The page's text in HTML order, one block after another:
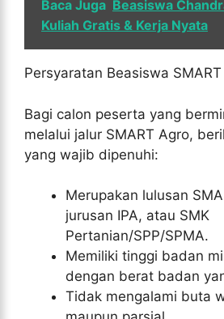
Baca Juga Beasiswa
Kuliah Gratis & Kerja Nyata
Persyaratan Beasiswa
Bagi calon peserta yang
melalui jalur SMART Agro,
yang wajib dipenuhi:
Merupakan lulusan
jurusan IPA, atau SMK
Pertanian/SPP/SPMA.
Memiliki tinggi badan
dengan berat badan
Tidak mengalami buta